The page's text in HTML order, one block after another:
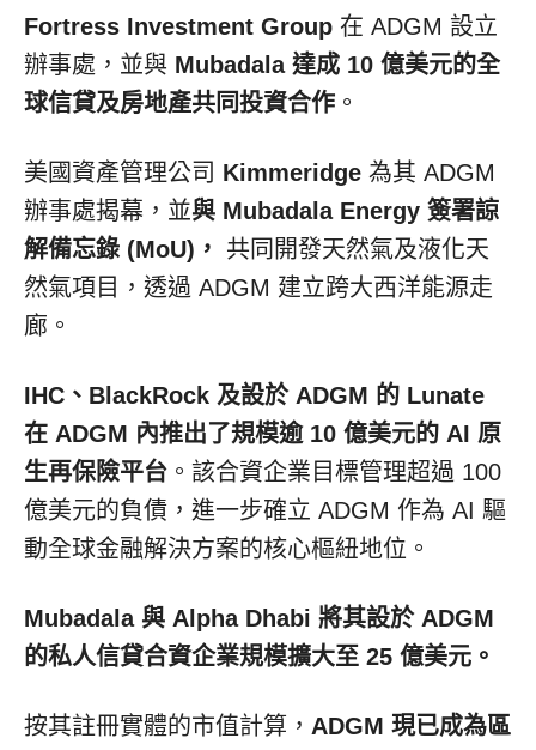
Fortress Investment Group 在 ADGM 設立
辦事處，並與 Mubadala 達成 10 億美元的全
球信貸及房地產共同投資合作 。
美國資產管理公司 Kimmeridge 為其 ADGM
辦事處揭幕，並與 Mubadala Energy 簽署諒
解備忘錄 (MoU)，
共同開發天然氣及液化天
然氣項目，透過 ADGM 建立跨大西洋能源走
廊。
IHC、BlackRock 及設於 ADGM 的 Lunate
在 ADGM 內推出了規模逾 10 億美元的 AI 原
生再保險平台 。該合資企業目標管理超過 100
億美元的負債，進一步確立 ADGM 作為 AI 驅
動全球金融解決方案的核心樞紐地位。
Mubadala 與 Alpha Dhabi 將其設於 ADGM
的私人信貸合資企業規模擴大至 25 億美元。
按其註冊實體的市值計算， ADGM 現已成為區